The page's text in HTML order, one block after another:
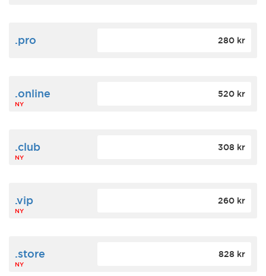
.pro 280 kr
.online
NY
520 kr
.club
NY
308 kr
.vip
NY
260 kr
.store
NY
828 kr